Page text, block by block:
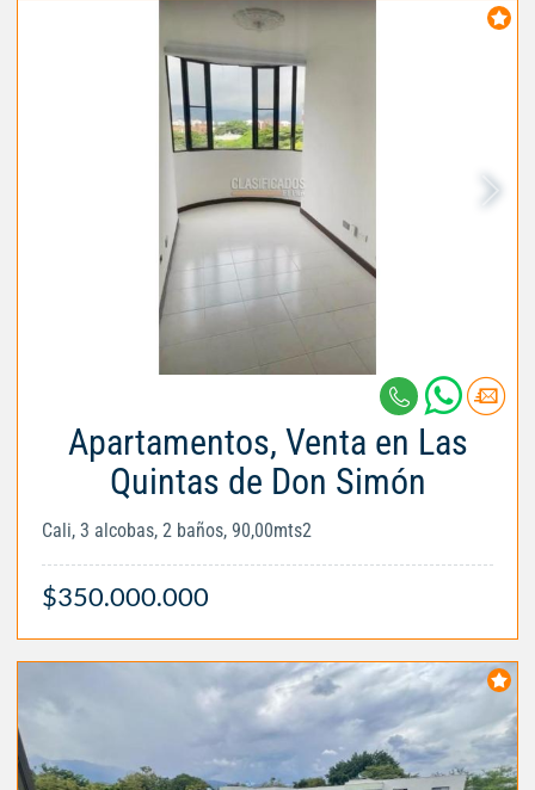
Apartamentos, Venta en Las
Quintas de Don Simón
Cali, 3 alcobas, 2 baños, 90,00mts2
$350.000.000